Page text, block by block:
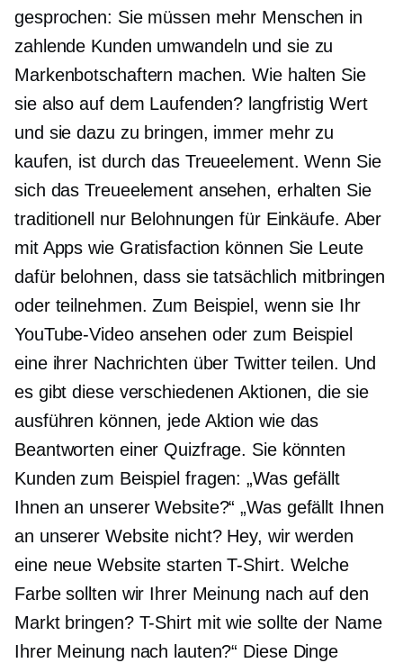
gesprochen: Sie müssen mehr Menschen in
zahlende Kunden umwandeln und sie zu
Markenbotschaftern machen. Wie halten Sie
sie also auf dem Laufenden? langfristig Wert
und sie dazu zu bringen, immer mehr zu
kaufen, ist durch das Treueelement. Wenn Sie
sich das Treueelement ansehen, erhalten Sie
traditionell nur Belohnungen für Einkäufe. Aber
mit Apps wie Gratisfaction können Sie Leute
dafür belohnen, dass sie tatsächlich mitbringen
oder teilnehmen. Zum Beispiel, wenn sie Ihr
YouTube-Video ansehen oder zum Beispiel
eine ihrer Nachrichten über Twitter teilen. Und
es gibt diese verschiedenen Aktionen, die sie
ausführen können, jede Aktion wie das
Beantworten einer Quizfrage. Sie könnten
Kunden zum Beispiel fragen: „Was gefällt
Ihnen an unserer Website?“ „Was gefällt Ihnen
an unserer Website nicht? Hey, wir werden
eine neue Website startenT-Shirt. Welche
Farbe sollten wir Ihrer Meinung nach auf den
Markt bringen? T-Shirtmit wie sollte der Name
Ihrer Meinung nach lauten?“ Diese Dinge